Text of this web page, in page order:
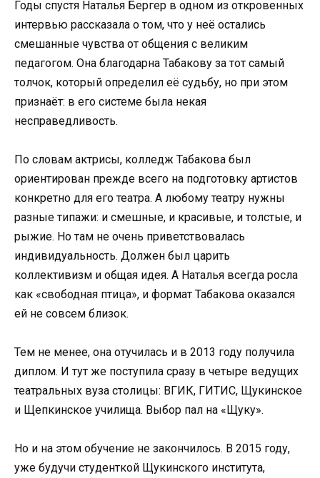
Годы спустя Наталья Бергер в одном из откровенных
интервью рассказала о том, что у неё остались
смешанные чувства от общения с великим
педагогом. Она благодарна Табакову за тот самый
толчок, который определил её судьбу, но при этом
признаёт: в его системе была некая
несправедливость.
По словам актрисы, колледж Табакова был
ориентирован прежде всего на подготовку артистов
конкретно для его театра. А любому театру нужны
разные типажи: и смешные, и красивые, и толстые, и
рыжие. Но там не очень приветствовалась
индивидуальность. Должен был царить
коллективизм и общая идея. А Наталья всегда росла
как «свободная птица», и формат Табакова оказался
ей не совсем близок.
Тем не менее, она отучилась и в 2013 году получила
диплом. И тут же поступила сразу в четыре ведущих
театральных вуза столицы: ВГИК, ГИТИС, Щукинское
и Щепкинское училища. Выбор пал на «Щуку».
Но и на этом обучение не закончилось. В 2015 году,
уже будучи студенткой Щукинского института,